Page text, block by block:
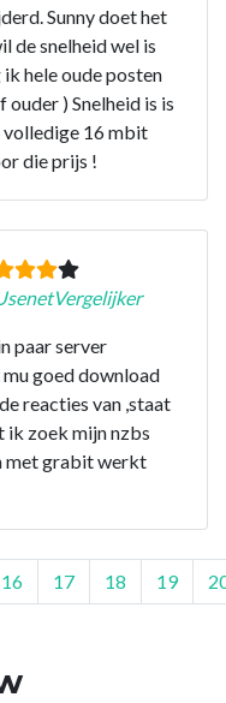
Sunny doet het
de snelheid wel is
hele oude posten
) Snelheid is is
volledige 16 mbit
die prijs !
paar server
goed download
reacties van ,staat
ik zoek mijn nzbs
met grabit werkt
16 17 18 19